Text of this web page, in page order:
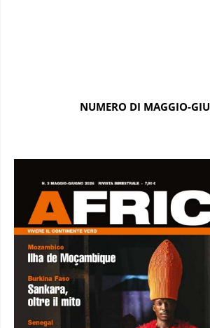
NUMERO DI MAGGIO-